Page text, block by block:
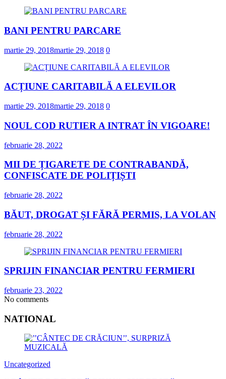
BANI PENTRU PARCARE
martie 29, 2018martie 29, 2018 0
ACȚIUNE CARITABILĂ A ELEVILOR
martie 29, 2018martie 29, 2018 0
NOUL COD RUTIER A INTRAT ÎN VIGOARE!
februarie 28, 2022
MII DE ȚIGARETE DE CONTRABANDĂ,
CONFISCATE DE POLIȚIȘTI
februarie 28, 2022
BĂUT, DROGAT ȘI FĂRĂ PERMIS, LA VOLAN
februarie 28, 2022
SPRIJIN FINANCIAR PENTRU FERMIERI
februarie 23, 2022
No comments
NATIONAL
Uncategorized